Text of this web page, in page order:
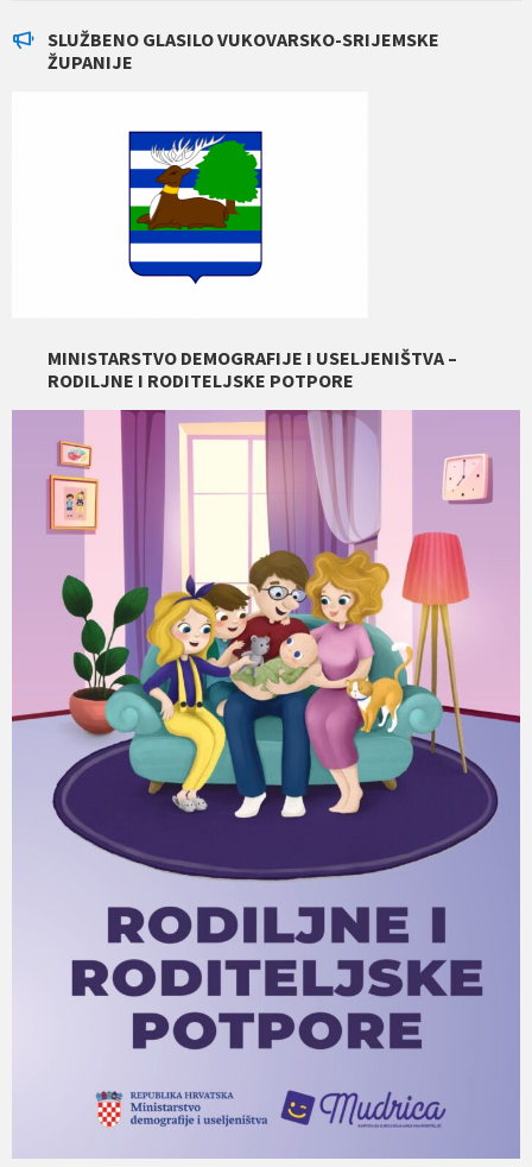
SLUŽBENO GLASILO VUKOVARSKO-SRIJEMSKE
ŽUPANIJE
MINISTARSTVO DEMOGRAFIJE I USELJENIŠTVA –
RODILJNE I RODITELJSKE POTPORE